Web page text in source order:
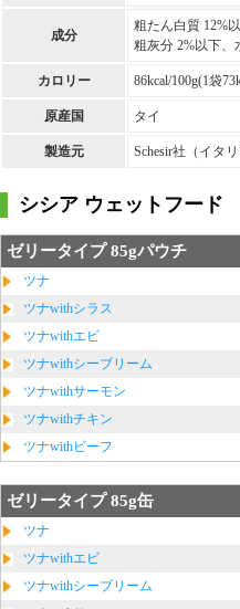
成分
粗たん白質 12%
粗灰分 2%以下、
カロリー 86kcal/100g(1袋
原産国 タイ
製造元 Schesir社（イタリ
シシア ウェットフード
ゼリータイプ 85gパウチ
ツナ
ツナwithシラス
ツナwithエビ
ツナwithシーブリーム
ツナwithサーモン
ツナwithチキン
ツナwithビーフ
ゼリータイプ 85g缶
ツナ
ツナwithエビ
ツナwithシーブリーム